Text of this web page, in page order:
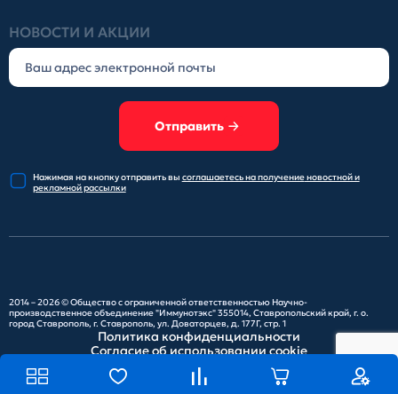
НОВОСТИ И АКЦИИ
Отправить
Нажимая на кнопку отправитьвы соглашаетесь на получениеновостной и
рекламной рассылки
2014 – 2026 ©Общество с ограниченной ответственностью Научно-
производственное объединение "Иммунотэкс"355014, Ставропольский край, г. о.
город Ставрополь, г. Ставрополь, ул. Доваторцев, д. 177Г, стр. 1
Политика конфиденциальности
Согласие об использовании cookie
Карта сайта